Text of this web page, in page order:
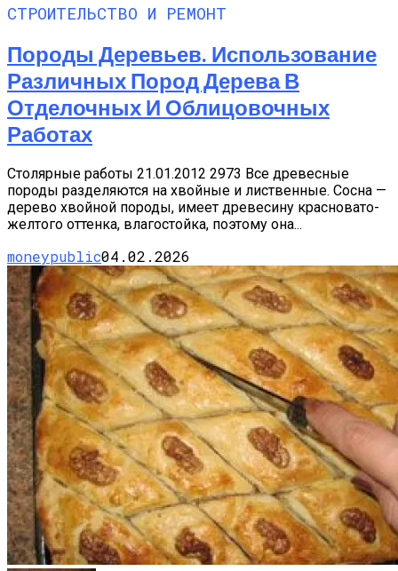
СТРОИТЕЛЬСТВО И РЕМОНТ
Породы Деревьев. Использование
Различных Пород Дерева В
Отделочных И Облицовочных
Работах
Столярные работы 21.01.2012 2973 Все древесные
породы разделяются на хвойные и лиственные. Сосна —
дерево хвойной породы, имеет древесину красновато-
желтого оттенка, влагостойка, поэтому она...
moneypublic04.02.2026